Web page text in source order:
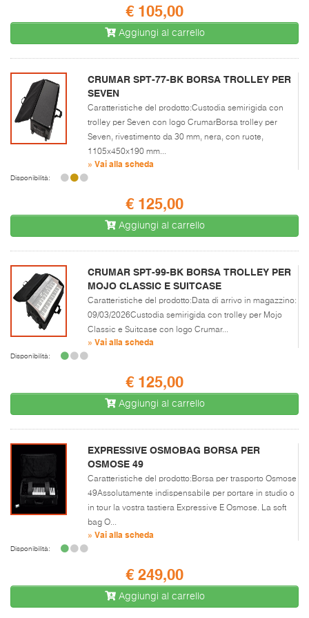
€ 105,00
Aggiungi al carrello
CRUMAR SPT-77-BK BORSA TROLLEY PER
SEVEN
Caratteristiche del prodotto:Custodia semirigida con
trolley per Seven con logo CrumarBorsa trolley per
Seven, rivestimento da 30 mm, nera, con ruote,
1105x450x190 mm...
» Vai alla scheda
Disponibilità:
€ 125,00
Aggiungi al carrello
CRUMAR SPT-99-BK BORSA TROLLEY PER
MOJO CLASSIC E SUITCASE
Caratteristiche del prodotto:Data di arrivo in magazzino:
09/03/2026Custodia semirigida con trolley per Mojo
Classic e Suitcase con logo Crumar...
» Vai alla scheda
Disponibilità:
€ 125,00
Aggiungi al carrello
EXPRESSIVE OSMOBAG BORSA PER
OSMOSE 49
Caratteristiche del prodotto:Borsa per trasporto Osmose
49Assolutamente indispensabile per portare in studio o
in tour la vostra tastiera Expressive E Osmose. La soft
bag O...
» Vai alla scheda
Disponibilità:
€ 249,00
Aggiungi al carrello